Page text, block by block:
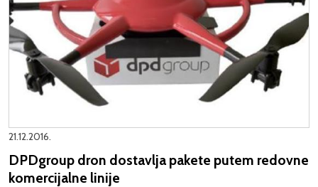
21.12.2016.
DPDgroup dron dostavlja pakete putem redovne
komercijalne linije